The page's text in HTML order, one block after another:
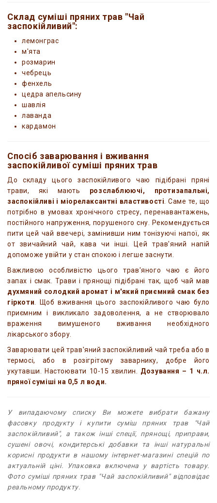
Склад суміші пряних трав "Чай
заспокійливий":
лемонграс
м'ята
розмарин
чебрець
фенхель
цедра апельсину
шавлія
лаванда
кардамон
Спосіб заварювання і вживання
заспокійливої суміші пряних трав
До складу цього заспокійливого чаю підібрані пряні
трави, які мають розслаблюючі, протизапальні,
заспокійливі і міорелаксантні властивості . Саме те, що
потрібно в умовах хронічного стресу, перенавантажень,
постійного напруження, порушеного сну. Рекомендується
пити цей чай ввечері, замінивши ним тонізуючі напої, як
от звичайний чай, кава чи інші. Цей трав'яний напій
допоможе увійти у стан спокою і легше заснути.
Важливою особливістю цього трав'яного чаю є його
запах і смак. Трави і прянощі підібрані так, щоб чай мав
духмяний солодкий аромат і м'який приємний смак без
гіркоти . Щоб вживання цього заспокійливого чаю було
приємним і викликало задоволення, а не створювало
враження вимушеного вживання необхідного
лікарського збору.
Заварювати цей трав'яний заспокійливий чай треба або в
термосі, або в розігрітому заварнику, добре його
укутавши. Настоювати 10-15 хвилин. Дозування – 1 ч.л.
пряної суміші на 0,5 л води.
У випадаючому списку Ви можете вибрати бажану
фасовку продукту і купити суміш пряних трав "Чай
заспокійливий", а також інші спеції, прянощі, приправи,
сушені овочі, кондитерські добавки та інші натуральні
корисні продукти в нашому інтернет-магазині спецій по
актуальній ціні. Упаковка включена у вартість товару.
Фото суміші пряних трав "Чай заспокійливий" відповідає
реальному продукту.